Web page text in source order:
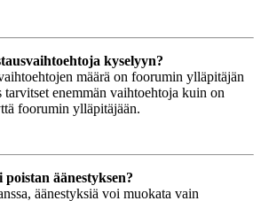
kyselyyn?
määrä on foorumin ylläpitäjän
tarvitset enemmän vaihtoehtoja kuin on
foorumin ylläpitäjään.
äänestyksen?
äänestyksiä voi muokata vain